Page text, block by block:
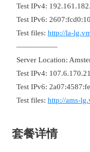
Test IPv4:
Test IPv6:
Test files: http://la-
—————–
Server Location:
Test IPv4:
Test IPv6:
Test files: http://ams-
套餐详情